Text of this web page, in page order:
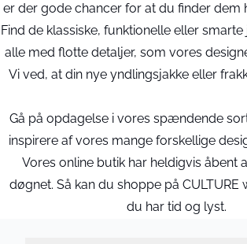
er der gode chancer for at du finder dem
Find de klassiske, funktionelle eller
alle med flotte detaljer, som vores
Vi ved, at din nye yndlingsjakke eller
Gå på opdagelse i vores spændende
inspirere af vores mange forskellige
Vores online butik har heldigvis åbent
døgnet. Så kan du shoppe på CULTURE
du har tid og lyst.